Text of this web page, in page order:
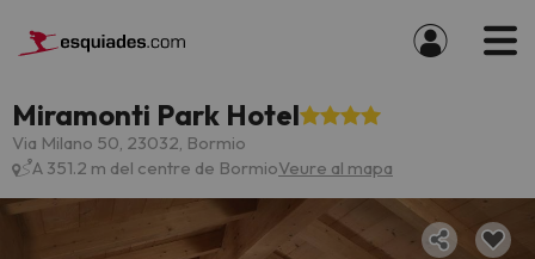
Miramonti Park Hotel
Via Milano 50, 23032, Bormio
A 351.2 m del centre de BormioVeure al mapa